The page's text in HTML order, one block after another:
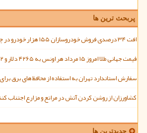
پربحث ترین ها
افت ۳۴ درصدی فروش خودروسازان ۱۵۵ هزار خودرو در چهار ماه به فروش رسید
قیمت جهانی طلا امروز ۱۵ مرداد هر اونس به ۴۲۶۵ دلار و ۲۲ سنت رسید
سفارش استاندارد تهران به استفاده از محافظ های برق
کشاورزان از روشن کردن آتش در مراتع و مزارع اجتناب
جدیدترین ها